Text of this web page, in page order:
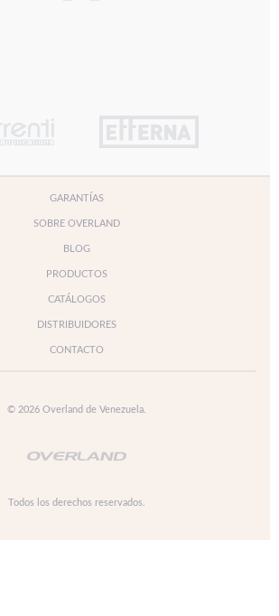
GARANTÍAS
SOBRE OVERLAND
BLOG
PRODUCTOS
CATÁLOGOS
DISTRIBUIDORES
CONTACTO
© 2026 Overland de Venezuela.
Todos los derechos reservados.